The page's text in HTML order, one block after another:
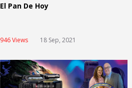
El Pan De Hoy
946 Views 18 Sep, 2021